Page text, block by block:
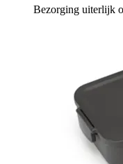
Bezorging uiterlijk